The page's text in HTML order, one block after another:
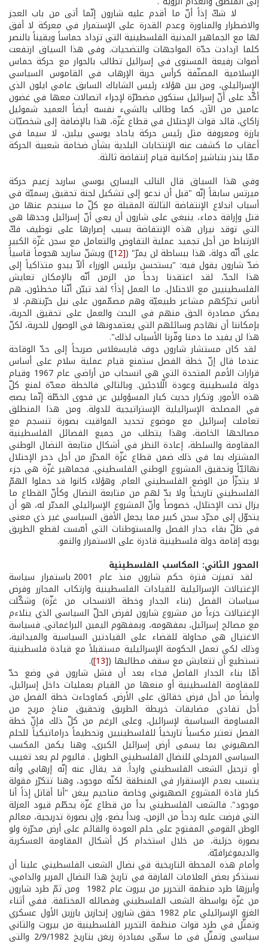
لا شكّ إذاً أنّ ما أقدم عليه شارون إنّما أتى من باب العجز
والاضطرار والمناورة وعدم القدرة على الإستمرار في معركة لا أفق
لها مع الجماهير المدنية الفلسطينية التي تزداد حماساً ويقيناً بالنصر
كلما ازدادت حدّة المواجهات والتضحيات. وفي هذا السياق ارتفعت
أصوات رفيعة المستوى في إسرائيل تطالب بالحوار مع حركة حماس
الإسلامية المصنّفة كرأس حربة الإرهاب في القاموس السياسي
الإسرائيلي، ومن بين هؤلاء رئيس الشاباك السابق عامي ايلون الذي
أكّد على أنّ إسرائيل ستكون مضطرّة لإجراء اتصالات معها في غضون
عامين من الآن، كما وطالب بالشيء نفسه أيضاً العميد شموئيل
زاكاي، قائد قوات الإحتلال في قطاع غزّة، هذا بالإضافة إلى شخصيّات
بارزة ومعروفة مثل رئيس حركة ياحاد يوسي بيلين، لا سيما في
أعقاب ما كشفت عنه الإنتخابات البلدية بشأن ضخامة شعبية الحركة
ممّا ينذر بتباشير إمكانية قيام إنتفاضة ثالثة.
وفي هذا السياق قال النائب اليساري يوسي ساريد زعيم حركة
ميرتس سابقاً إنّه "قبل أن ندعو إلى تشكيل لجنة تحقيق رسميّة في
أسباب اندلاع الإنتفاضة الثالثة المقبلة مع كلّ ما سينجم عنها من
قتل وإراقة دماء، ينبغي على شارون أن يعي أنّ إسرائيل وحدها هي
التي توقد نيران هذه الإنتفاضة بسبب إصرارها على توظيف فكّ
الارتباط من أجل تجميد عملية التفاوض والتعامل مع سجن غزّة الكبير
على أنّه دولة، هذا ببساطة لن يمرّ" ([12] ) ويشنّ ساريد هجوماً قاسياً
ضدّ شارون يقول فيه: "يستحسن برئيس الوزراء ألاّ يبدو متذاكياً إلى
هذا الحدّ، لقد اعتقدنا ردحاً من الزمن أنّه بالإمكان تعايش
الفلسطينيين مع الاحتلال. ما العمل إذاً؟ لقد تبيّن أنّنا مخطئون، هم
أناس تحرّكهم مشاعر طبيعيّة وهم مصمّمون على نيل حرّيتهم، لا
يمكن مصادرة الحق منهم في البحث والعمل على تحقيق الحرية،
بإمكاننا أن نهاجم وسائلهم التي يعتمدونها في الوصول للحرية، لكنّ
هذا لن يفيد ما دمنا وفّرنا الأسباب لذلك".
لقد كان مستشار شارون دوف فايسغلاس صريحاً إلى حدّ الوقاحة
عندما قال إنّ خطة الفصل ستمنع قيام عملية سلام على أساس
قرارات الأمم المتحدة التي هي انسحاب من أراضي عام 1967 وقيام
دولة فلسطينية وعودة الّلاجئين. وبالتالي فالخطة معدّة لمنع كلّ
هذه الأمور. وتكرار حديث كبار المسؤولين عن فحوى الخطّة إنّما يصبّ
في المصلحة الإسرائيلية الإستراتيجية للدولة. ومن هذا المنطلق
تعاملت إسرائيل مع موضوع تحديد المواقيت بصورة تنسجم مع
مصالحها الخاصة، وهذا يتطلب من جميع الفصائل الفلسطينية
المقاومة والسلطة، إعادة النظر في أشكال متابعة النضال الوطني
المشترك بما في ذلك ضمن قطاع غزّة المحرّر من أجل دحر الإحتلال
نهائيّاً وتحقيق المشروع الوطني الفلسطيني. فجماهير غزّة هي جزء
لا يتجزّأ من الوضع الفلسطيني العام. وهؤلاء كانوا قد حملوا الهمّ
الفلسطيني تاريخياً ولا بدّ لهم من متابعة النضال وكأنّ القطاع ما
يزال تحت الإحتلال، خصوصاً وأنّ المشروع الإسرائيلي المدبّر له، هو أن
يتحوّل إلى مجرّد سجن كبير مما يجعل الأفق السياسي غير ذي معنى
في ظلّ بقاء جدار الفصل والمستوطنات التي أسّست لقطع الطريق
بوجه إقامة دولة فلسطينية قادرة على الاستمرار والنمو.
المحور الثاني: المكاسب الفلسطينية
لقد تميزت فترة حكم شارون منذ عام 2001 باستمرار سياسة
الإغتيالات الإسرائيلية للقيادات الفلسطينية وارتكاب المجازر وفرض
سياسات الفصل (بناء الجدار وخطة الانسحاب من غزّة) وشكّلت
الإغتيالات جزءاً من مشروع شارون لفرض الحلّ السياسي الذي يتلاءم
مع مصالح إسرائيل، بمفهومه، وبمفهوم اليمين البراغماتي. فسياسة
الاغتيال هي محاولة للقضاء على القيادتين السياسية والميدانية،
وذلك لكي تعمل الحكومة الإسرائيلية مستقبلاً مع قيادة فلسطينية
تستطيع أن تتعايش مع سقف مطالبها ([13]
).
أمّا بناء الجدار الفاصل فجاء بعد أن فشل شارون في وضع حدّ
للمقاومة الفلسطينية أو منعها من القيام بعمليات داخل إسرائيل،
وأيضاً من أجل فرض خقائق على الأرض. كماوجاءت خطة الفصل من
أجل تفادي مضايقات خريطة الطريق وتحقيق مناخ مريح من
المساومة السياسية لإسرائيل، وعلى الرغم من كلّ ذلك فإنّ خطة
الفصل تعتبر مكسباً تاريخياً للفلسطينيين وتحطيماً دراماتيكياً للحلم
الصهيوني بما يسمى أرض إسرائيل الكبرى، وهنا يكمن المكسب
السياسي المرحلي للنضال الفلسطيني الطويل . فاليوم لم يعد تغييب
أو ترحيل الشعب الفلسطيني وارداً. قد يقال عنه إنّه إرهابي وأنه
يتسبب بعدم الإستقرار في المنطقة لكنّه موجود، وهنا تتكرّر مقولة
كبار قادة المشروع الصهيوني وخاصة مناحيم بيغن "أنا أقاتل إذاً أنا
موجود". فالشعب الفلسطيني بدأ من قطاع غزّة يحطّم قيود العزلة
التي فرضت عليه ردحاً من الزمن، وبدأ يضع، وإن بصورة تدريجية، معالم
الوطن القومي المفتوح على حلم العودة والقائم على أرض محرّرة ولو
بصورة جزئية، من خلال استخدام كل أشكال المقاومة العسكرية
والديموغرافيّة.
وأمام هذه المحطة التاريخية قي نضال الشعب الفلسطيني علينا أن
نستذكر بعض العلامات الفارقة في تاريخ هذا النضال المرير والدامي،
وأبرزها طرد منظمة التحرير من بيروت عام 1982 ومن ثمّ طرد شارون
من غزّة بواسطة الشعب الفلسطيني وفصائله المختلفة. ففي أثناء
الغزو الإسرائيلي عام 1982 حقق شارون إنجازين بارزين الأول عسكري
وتمثّل في طرد قوات منظمة التحرير الفلسطينية من بيروت والثاني
سياسي وتمثّل في ما سمّي بمبادرة ريغن بتاريخ 2/9/1982 والتي